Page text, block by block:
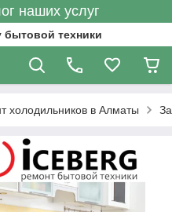
наших услуг
техники
холодильников в Алматы